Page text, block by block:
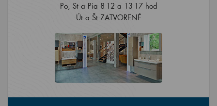
Po, St a Pia 8-12 a 13-17 hod
Út a Št ZATVORENÉ